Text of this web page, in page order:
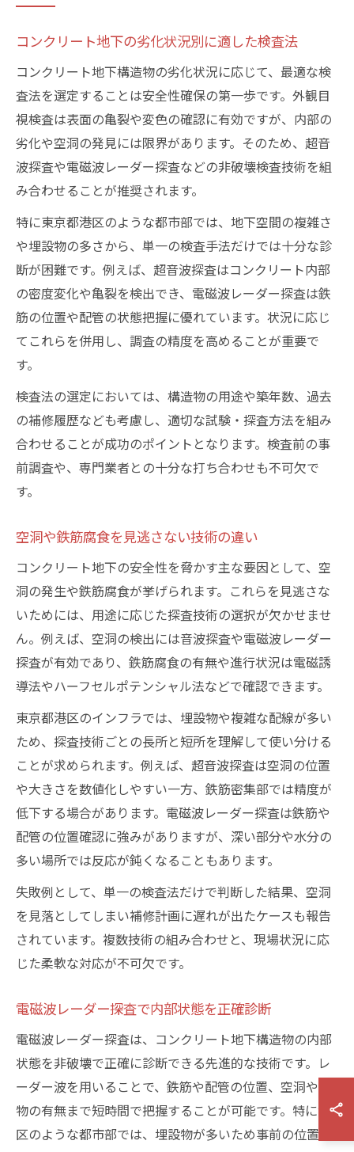
コンクリート地下の劣化状況別に適した検査法
コンクリート地下構造物の劣化状況に応じて、最適な検
査法を選定することは安全性確保の第一歩です。外観目
視検査は表面の亀裂や変色の確認に有効ですが、内部の
劣化や空洞の発見には限界があります。そのため、超音
波探査や電磁波レーダー探査などの非破壊検査技術を組
み合わせることが推奨されます。
特に東京都港区のような都市部では、地下空間の複雑さ
や埋設物の多さから、単一の検査手法だけでは十分な診
断が困難です。例えば、超音波探査はコンクリート内部
の密度変化や亀裂を検出でき、電磁波レーダー探査は鉄
筋の位置や配管の状態把握に優れています。状況に応じ
てこれらを併用し、調査の精度を高めることが重要で
す。
検査法の選定においては、構造物の用途や築年数、過去
の補修履歴なども考慮し、適切な試験・探査方法を組み
合わせることが成功のポイントとなります。検査前の事
前調査や、専門業者との十分な打ち合わせも不可欠で
す。
空洞や鉄筋腐食を見逃さない技術の違い
コンクリート地下の安全性を脅かす主な要因として、空
洞の発生や鉄筋腐食が挙げられます。これらを見逃さな
いためには、用途に応じた探査技術の選択が欠かせませ
ん。例えば、空洞の検出には音波探査や電磁波レーダー
探査が有効であり、鉄筋腐食の有無や進行状況は電磁誘
導法やハーフセルポテンシャル法などで確認できます。
東京都港区のインフラでは、埋設物や複雑な配線が多い
ため、探査技術ごとの長所と短所を理解して使い分ける
ことが求められます。例えば、超音波探査は空洞の位置
や大きさを数値化しやすい一方、鉄筋密集部では精度が
低下する場合があります。電磁波レーダー探査は鉄筋や
配管の位置確認に強みがありますが、深い部分や水分の
多い場所では反応が鈍くなることもあります。
失敗例として、単一の検査法だけで判断した結果、空洞
を見落としてしまい補修計画に遅れが出たケースも報告
されています。複数技術の組み合わせと、現場状況に応
じた柔軟な対応が不可欠です。
電磁波レーダー探査で内部状態を正確診断
電磁波レーダー探査は、コンクリート地下構造物の内部
状態を非破壊で正確に診断できる先進的な技術です。レ
ーダー波を用いることで、鉄筋や配管の位置、空洞や異
物の有無まで短時間で把握することが可能です。特に港
区のような都市部では、埋設物が多いため事前の位置特